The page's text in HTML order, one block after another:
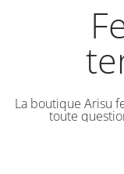
La boutique Arisu
toute